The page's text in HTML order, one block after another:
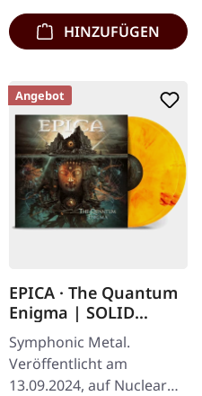
HINZUFÜGEN
Angebot
EPICA · The Quantum
Enigma | SOLID
YELLOW/RED
MARBLED 2LP
Symphonic Metal.
Veröffentlicht am
13.09.2024, auf Nuclear